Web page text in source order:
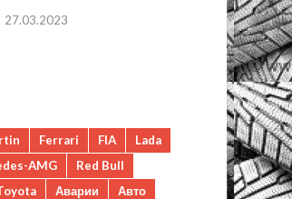
27.03.2023
Ferrari FIA
Lada
AMG
Red Bull
Аварии
Авто